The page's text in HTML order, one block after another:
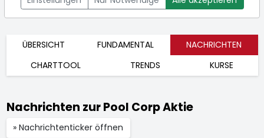
Aktienkurse
ÜBERSICHT FUNDAMENTAL
NACHRICHTEN
CHARTTOOL
TRENDS KURSE
Nachrichten zur Pool Corp Aktie
» Nachrichtenticker öffnen